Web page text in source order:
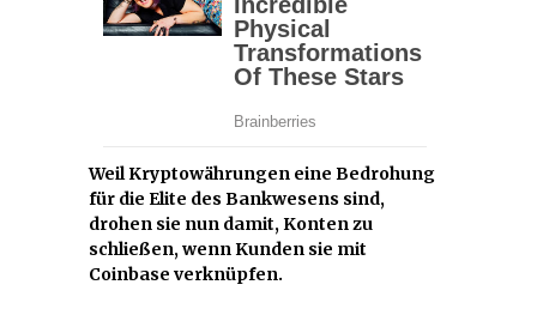
Weil Kryptowährungen eine Bedrohung
für die Elite des Bankwesens sind,
drohen sie nun damit, Konten zu
schließen, wenn Kunden sie mit
Coinbase verknüpfen.